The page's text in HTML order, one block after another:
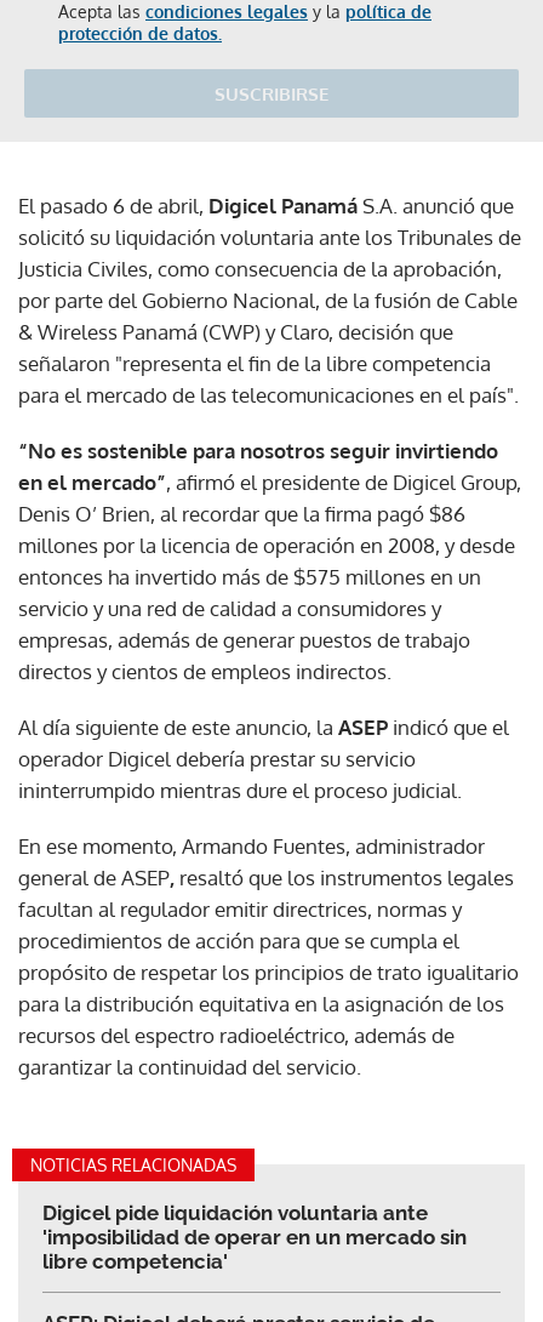
Acepta las condiciones legales y la política de
protección de datos.
SUSCRIBIRSE
El pasado 6 de abril, Digicel PanamáS.A. anunció que
solicitó su liquidación voluntaria ante los Tribunales de
Justicia Civiles, como consecuencia de la aprobación,
por parte del Gobierno Nacional, de la fusión de Cable
& Wireless Panamá (CWP) y Claro, decisión que
señalaron "representa el fin de la libre competencia
para el mercado de las telecomunicaciones en el país".
“No es sostenible para nosotros seguir invirtiendo
en el mercado”, afirmó el presidente de Digicel Group,
Denis O’ Brien, al recordar que la firma pagó $86
millones por la licencia de operación en 2008, y desde
entonces ha invertido más de $575 millones en un
servicio y una red de calidad a consumidores y
empresas, además de generar puestos de trabajo
directos y cientos de empleos indirectos.
Al día siguiente de este anuncio, la ASEP indicó que el
operador Digicel debería prestar su servicio
ininterrumpido mientras dure el proceso judicial.
En ese momento, Armando Fuentes, administrador
general de ASEP, resaltó que los instrumentos legales
facultan al regulador emitir directrices, normas y
procedimientos de acción para que se cumpla el
propósito de respetar los principios de trato igualitario
para la distribución equitativa en la asignación de los
recursos del espectro radioeléctrico, además de
garantizar la continuidad del servicio.
NOTICIAS RELACIONADAS
Digicel pide liquidación voluntaria ante
'imposibilidad de operar en un mercado sin
libre competencia'